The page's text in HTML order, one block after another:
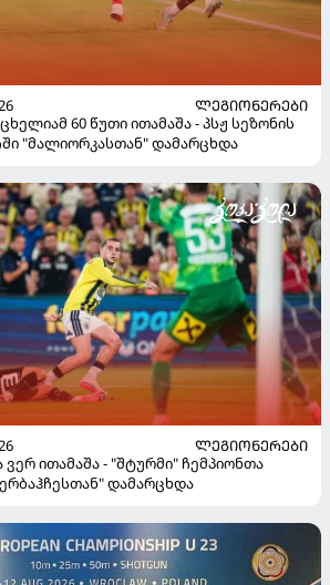
ᲚᲔᲒᲘᲝᲜᲔᲠᲔᲑᲘ
60 წუთი ითამაშა - პსჟ სეზონის
"მალიორკასთან" დამარცხდა
ᲚᲔᲒᲘᲝᲜᲔᲠᲔᲑᲘ
ითამაშა - "შტურმი" ჩემპიონთა
დამარცხდა